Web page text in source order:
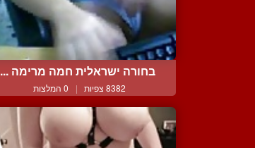
בחורה ישראלית חמה מרימה ...
8382 צפיות | 0 המלצות